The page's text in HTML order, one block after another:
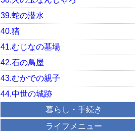
39.蛇の潜水
40.猪
41.むじなの墓場
42.石の鳥屋
43.むかでの親子
44.中世の城跡
暮らし・手続き
ライフメニュー